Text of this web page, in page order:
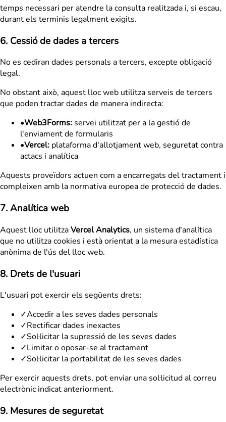
temps necessari per atendre la consulta realitzada i, si escau,
durant els terminis legalment exigits.
6. Cessió de dades a tercers
No es cediran dades personals a tercers, excepte obligació
legal.
No obstant això, aquest lloc web utilitza serveis de tercers
que poden tractar dades de manera indirecta:
•Web3Forms: servei utilitzat per a la gestió de
l'enviament de formularis
•Vercel: plataforma d'allotjament web, seguretat contra
actacs i analítica
Aquests proveïdors actuen com a encarregats del tractament i
compleixen amb la normativa europea de protecció de dades.
7. Analítica web
Aquest lloc utilitzaVercel Analytics, un sistema d'analítica
que no utilitza cookies i està orientat a la mesura estadística
anònima de l'ús del lloc web.
8. Drets de l'usuari
L'usuari pot exercir els següents drets:
✓Accedir a les seves dades personals
✓Rectificar dades inexactes
✓Sol·licitar la supressió de les seves dades
✓Limitar o oposar-se al tractament
✓Sol·licitar la portabilitat de les seves dades
Per exercir aquests drets, pot enviar una sol·licitud al correu
electrònic indicat anteriorment.
9. Mesures de seguretat